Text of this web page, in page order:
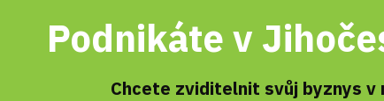
Podnikáte v
Chcete zviditelnit svůj byznys v